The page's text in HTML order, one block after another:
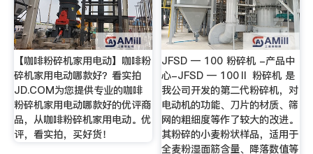
【咖啡粉碎机家用电动】咖啡粉
碎机家用电动哪款好？看实拍
JD.COM为您提供专业的咖啡
粉碎机家用电动哪款好的优评商
品，从咖啡粉碎机家用电动。优
评，看实拍，买好货！
JFSD — 100 粉碎机 -产品中
心-JFSD — 100Ⅱ 粉碎机 是
我公司开发的第二代粉碎机，对
电动机的功能、刀片的材质、筛
网的粗细度等作了较大的改进。
其粉碎的小麦粉状样品，适用于
全麦粉湿面筋含量、降落数值等